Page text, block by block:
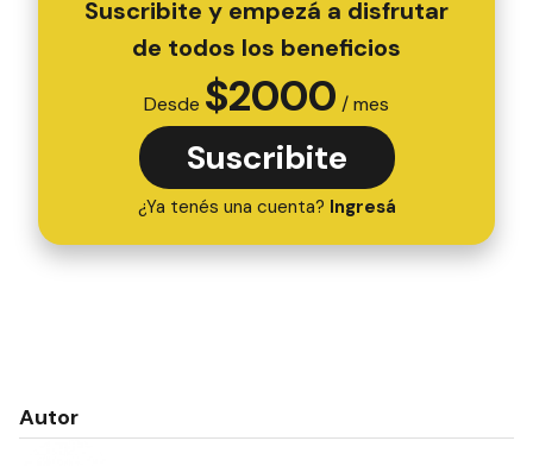
Suscribite y empezá a disfrutar
de todos los beneficios
Desde $2000 / mes
Suscribite
¿Ya tenés una cuenta? Ingresá
Autor